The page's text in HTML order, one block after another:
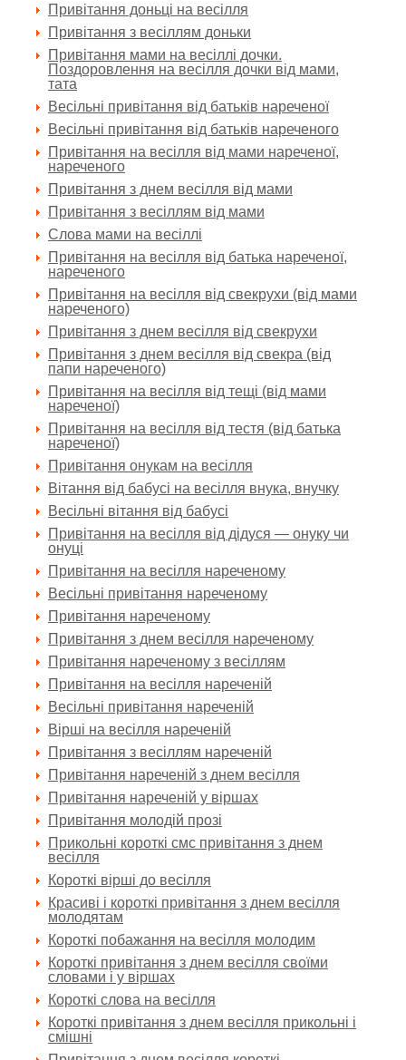
Привітання доньці на весілля
Привітання з весіллям доньки
Привітання мами на весіллі дочки.
Поздоровлення на весілля дочки від мами,
тата
Весільні привітання від батьків нареченої
Весільні привітання від батьків нареченого
Привітання на весілля від мами нареченої,
нареченого
Привітання з днем весілля від мами
Привітання з весіллям від мами
Слова мами на весіллі
Привітання на весілля від батька нареченої,
нареченого
Привітання на весілля від свекрухи (від мами
нареченого)
Привітання з днем весілля від свекрухи
Привітання з днем весілля від свекра (від
папи нареченого)
Привітання на весілля від тещі (від мами
нареченої)
Привітання на весілля від тестя (від батька
нареченої)
Привітання онукам на весілля
Вітання від бабусі на весілля внука, внучку
Весільні вітання від бабусі
Привітання на весілля від дідуся — онуку чи
онуці
Привітання на весілля нареченому
Весільні привітання нареченому
Привітання нареченому
Привітання з днем весілля нареченому
Привітання нареченому з весіллям
Привітання на весілля нареченій
Весільні привітання нареченій
Вірші на весілля нареченій
Привітання з весіллям нареченій
Привітання нареченій з днем весілля
Привітання нареченій у віршах
Привітання молодій прозі
Прикольні короткі смс привітання з днем
весілля
Короткі вірші до весілля
Красиві і короткі привітання з днем весілля
молодятам
Короткі побажання на весілля молодим
Короткі привітання з днем весілля своїми
словами і у віршах
Короткі слова на весілля
Короткі привітання з днем весілля прикольні і
смішні